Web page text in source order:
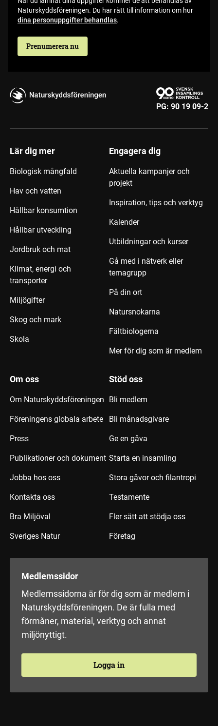
Naturskyddsföreningen. Du har rätt till information om hur
dina personuppgifter behandlas.
Prenumerera nu
PG: 90 19 09-2
Lär dig mer
Biologisk mångfald
Hav och vatten
Hållbar konsumtion
Hållbar utveckling
Jordbruk och mat
Klimat, energi och
transporter
Miljögifter
Skog och mark
Skola
Engagera dig
Aktuella kampanjer och
projekt
Inspiration, tips och verktyg
Kalender
Utbildningar och kurser
Gå med i nätverk eller
temagrupp
På din ort
Natursnokarna
Fältbiologerna
Mer för dig som är medlem
Om oss
Om Naturskyddsföreningen
Föreningens globala arbete
Press
Publikationer och dokument
Jobba hos oss
Kontakta oss
Bra Miljöval
Sveriges Natur
Stöd oss
Bli medlem
Bli månadsgivare
Ge en gåva
Starta en insamling
Stora gåvor och filantropi
Testamente
Fler sätt att stödja oss
Företag
Medlemssidor
Medlemssidorna är för dig som är medlem i
Naturskyddsföreningen. De är fulla med
förmåner, material, verktyg och annat
miljönyttigt.
Logga in